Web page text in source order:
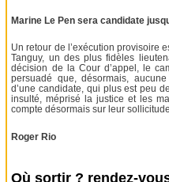
Marine Le Pen sera candidate
Un retour de l’exécution provisoire
Tanguy, un des plus fidèles
décision de la Cour d’appel, le
persuadé que, désormais,
d’une candidate, qui plus est peu
insulté, méprisé la justice et les
compte désormais sur leur
Roger Rio
Où sortir ? rendez-